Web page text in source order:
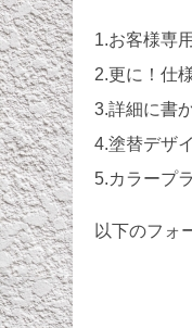
1.お客様専
2.更に！仕
3.詳細に書
4.塗替デザ
5.カラープ
以下のフォ